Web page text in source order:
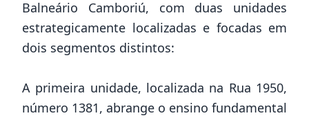
Balneário Camboriú, com duas unidades
estrategicamente localizadas e focadas em
dois segmentos distintos:
A primeira unidade, localizada na Rua 1950,
número 1381, abrange o ensino fundamental